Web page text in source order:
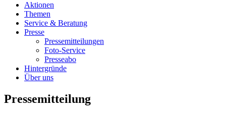
Aktionen
Themen
Service & Beratung
Presse
Pressemitteilungen
Foto-Service
Presseabo
Hintergründe
Über uns
Pressemitteilung